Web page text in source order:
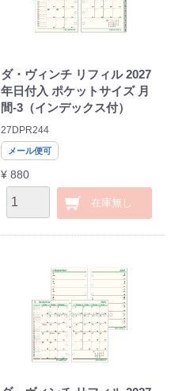
ダ・ヴィンチ リフィル 2027
年日付入 ポケットサイズ 月
間-3（インデックス付）
27DPR244
メール便可
¥ 880
在庫無し